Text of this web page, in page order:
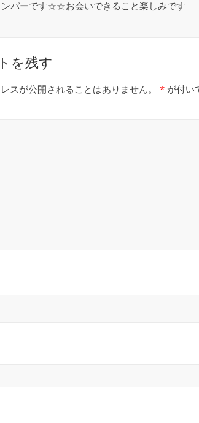
ンバーです☆☆お会いできること楽しみです
を残す
スが公開されることはありません。 * が付い